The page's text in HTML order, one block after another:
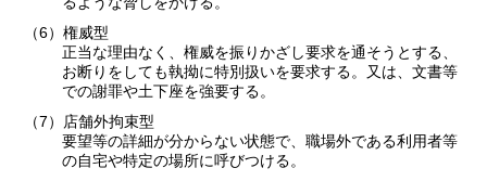
（6）権威型
正当な理由なく、権威を振りかざし要求を通そうとする、
お断りをしても執拗に特別扱いを要求する。又は、文書等
での謝罪や土下座を強要する。
（7）店舗外拘束型
要望等の詳細が分からない状態で、職場外である利用者等
の自宅や特定の場所に呼びつける。